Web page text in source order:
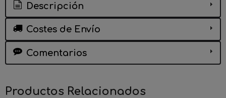
Descripción
Costes de Envío
Comentarios
Productos Relacionados